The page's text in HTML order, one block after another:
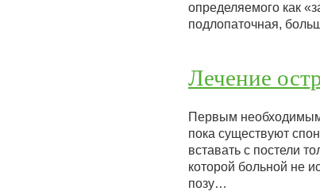
определяемого как
подлопаточная,
Лечение
Первым необходимым
пока существуют
вставать с постели
которой больной не
позу…